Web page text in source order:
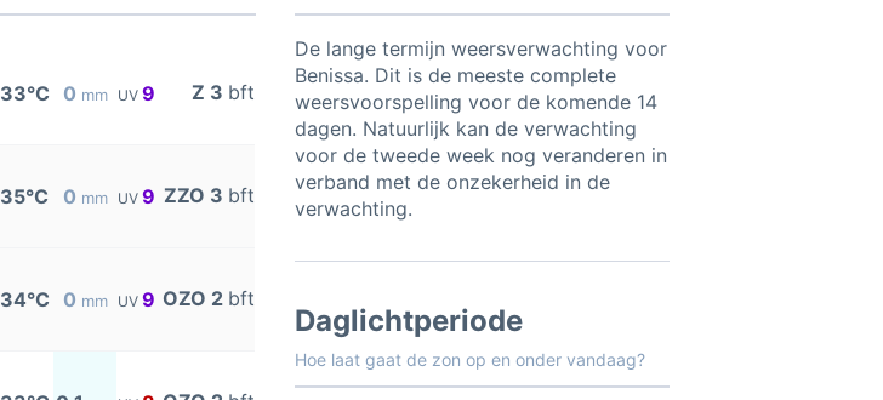
33°C 0 mm UV 9 Z 3 bft
35°C 0 mm UV 9 ZZO 3 bft
34°C 0 mm UV 9 OZO 2 bft
De lange termijn weersverwachting voor
Benissa. Dit is de meeste complete
weersvoorspelling voor de komende 14
dagen. Natuurlijk kan de verwachting
voor de tweede week nog veranderen in
verband met de onzekerheid in de
verwachting.
Daglichtperiode
Hoe laat gaat de zon op en onder vandaag?